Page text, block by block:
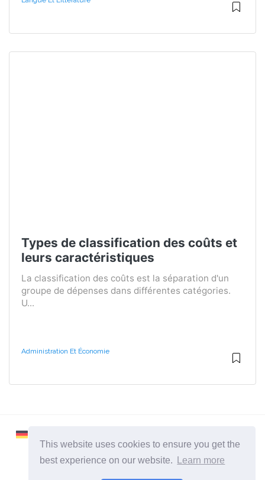
This website uses cookies to ensure you get the
best experience on our website.
Learn more
Types de classification des coûts et
leurs caractéristiques
La classification des coûts est la séparation d'un
groupe de dépenses dans différentes catégories.
U...
Administration Et Économie